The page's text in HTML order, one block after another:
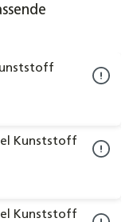
Kunststoff
Kunststoff